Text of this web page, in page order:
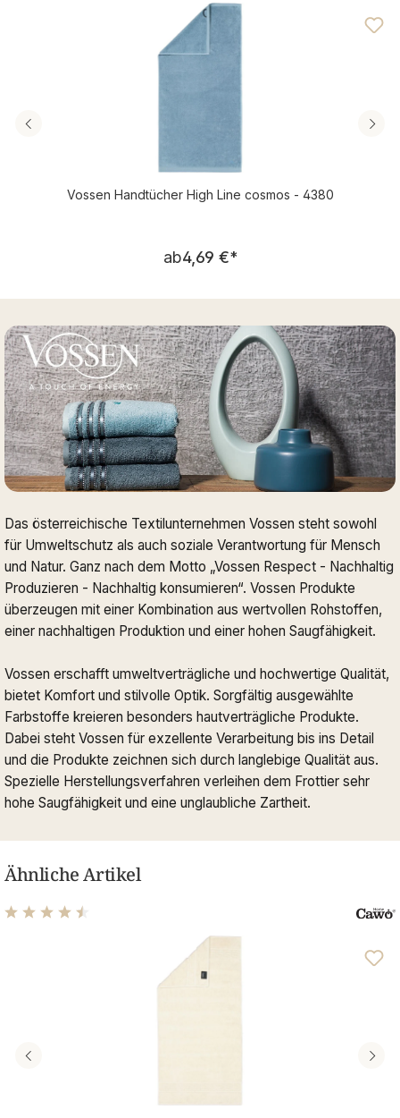
Vossen Handtücher High Line cosmos - 4380
Regulärer Preis:
ab4,69 €*
Das österreichische Textilunternehmen Vossen steht sowohl
für Umweltschutz als auch soziale Verantwortung für Mensch
und Natur. Ganz nach dem Motto „Vossen Respect - Nachhaltig
Produzieren - Nachhaltig konsumieren“. Vossen Produkte
überzeugen mit einer Kombination aus wertvollen Rohstoffen,
einer nachhaltigen Produktion und einer hohen Saugfähigkeit.
Vossen erschafft umweltverträgliche und hochwertige Qualität,
bietet Komfort und stilvolle Optik. Sorgfältig ausgewählte
Farbstoffe kreieren besonders hautverträgliche Produkte.
Dabei steht Vossen für exzellente Verarbeitung bis ins Detail
und die Produkte zeichnen sich durch langlebige Qualität aus.
Spezielle Herstellungsverfahren verleihen dem Frottier sehr
hohe Saugfähigkeit und eine unglaubliche Zartheit.
Ähnliche Artikel
Durchschnittliche Bewertung von 4.61 von 5 Sternen